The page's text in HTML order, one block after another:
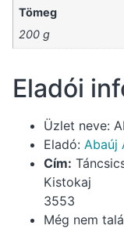
Tömeg
200 g
Eladói
Üzlet neve:
Eladó: Abaúj
Cím:
Kistokaj
3553
Még nem